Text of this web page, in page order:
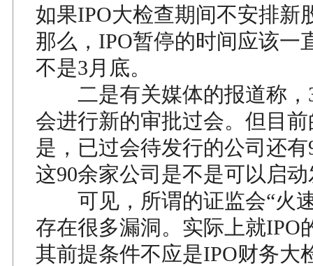
如果IPO大检查期间不安排新
那么，IPO暂停的时间应该一
不是3月底。
二是有关媒体的报道称，
会进行新的审批过会。但目
是，已过会待发行的公司还
这90余家公司是不是可以启
可见，所谓的证监会“火
存在很多漏洞。实际上就IPO
其前提条件不应是IPO财务大